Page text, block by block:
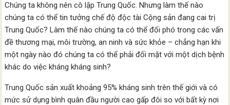
Chúng ta không nên cô lập Trung Quốc. Nhưng làm thế nào
chúng ta có thể tin tưởng chế độ độc tài Cộng sản đang cai trị
Trung Quốc? Làm thế nào chúng ta có thể đối phó trong các vấn
đề thương mại, môi trường, an ninh và sức khỏe – chẳng hạn khi
một ngày nào đó chúng ta có thể phải đối mặt với một dịch bệnh
khác do việc kháng kháng sinh?
Trung Quốc sản xuất khoảng 95% kháng sinh trên thế giới và có
mức sử dụng bình quân đầu người cao gấp đôi so với bất kỳ nơi